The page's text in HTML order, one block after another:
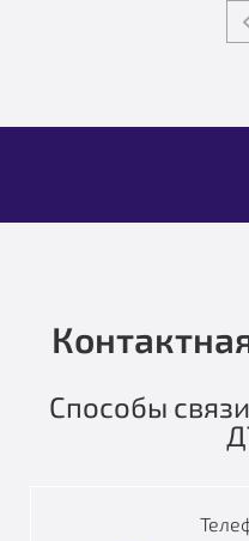
Способы